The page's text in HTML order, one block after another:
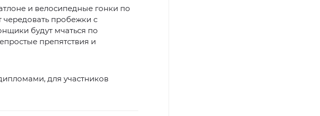
и велосипедные гонки по
чередовать пробежки с
будут мчаться по
препятствия и
для участников